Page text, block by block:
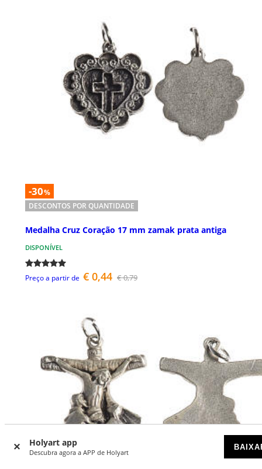
Holyart app
Descubra agora a APP de Holyart
-30%
DESCONTOS POR QUANTIDADE
Medalha Cruz Coração 17 mm zamak prata antiga
DISPONÍVEL
Preço a partir de € 0,44 € 0,79